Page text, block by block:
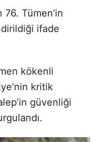
76. Tümen’in
ifade
kökenli
kritik
güvenliği